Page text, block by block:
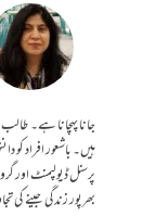
جانا پہچانا ہے۔
ہیں۔ باشعور افراد
پرسنل ڈیولپمنٹ اور
بھرپور زندگی جینے کی